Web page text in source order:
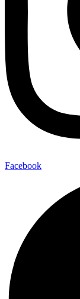
Facebook